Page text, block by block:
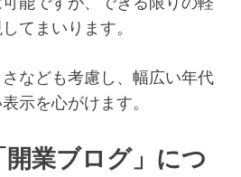
てまいります。
なども考慮し、幅広い年代
示を心がけます。
業ブログ」につ